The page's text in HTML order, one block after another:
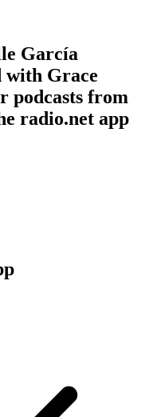
García
Grace
podcasts from
radio.net app